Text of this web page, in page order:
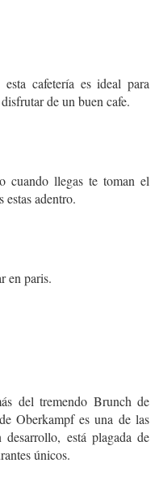
esta cafetería es ideal para
de un buen cafe.
cuando llegas te toman el
adentro.
en paris.
del tremendo Brunch de
Oberkampf es una de las
está plagada de
únicos.